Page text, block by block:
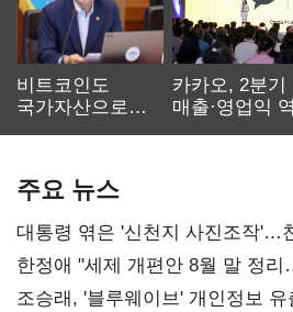
비트코인도
국가자산으로…'
카카오, 2분기
매출·영업익
주요 뉴스
대통령 엮은 '신천지 사진조작'…
한정애 "세제 개편안 8월 말 정
조승래, '블루웨이브' 개인정보